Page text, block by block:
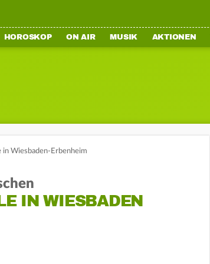
HOROSKOP ON AIR MUSIK AKTIONEN
in Wiesbaden-Erbenheim
IN WIESBADEN